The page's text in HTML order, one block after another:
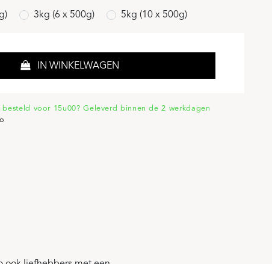
3kg (6 x 500g) 5kg (10 x 500g)
IN WINKELWAGEN
voor 15u00? Geleverd binnen de 2 werkdagen